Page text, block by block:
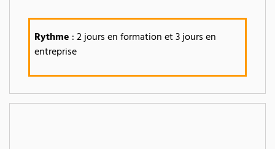
Rythme : 2 jours en formation et 3 jours en
entreprise